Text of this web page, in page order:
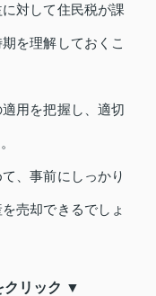
対して住民税が課
を理解しておくこ
用を把握し、適切
、事前にしっかり
売却できるでしょ
クリック ▼